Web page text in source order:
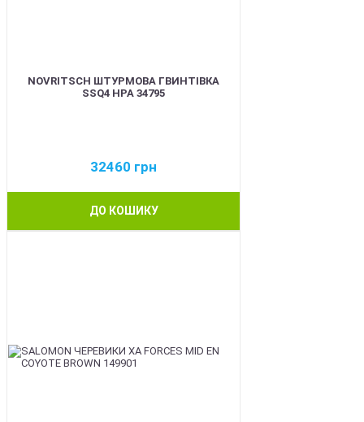
NOVRITSCH ШТУРМОВА ГВИНТІВКА
SSQ4 HPA 34795
32460 грн
ДО КОШИКУ